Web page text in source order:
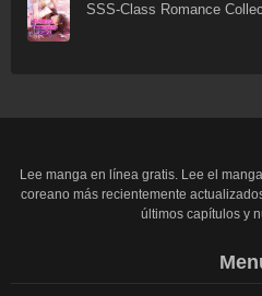
SSS-Class Romance
Lee manga en línea gratis. Lee el
coreano más recientemente
últimos capítulos y